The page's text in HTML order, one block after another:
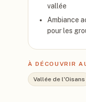
vallée
Ambiance
pour les
À DÉCOUVRIR
Vallée de l'Oisans